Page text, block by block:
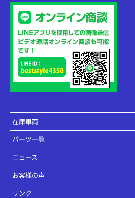
在庫車両
パーツ一覧
ニュース
お客様の声
リンク